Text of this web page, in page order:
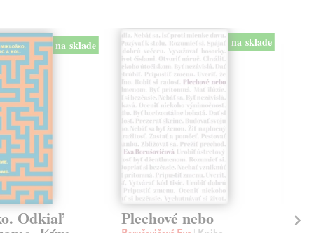
na sklade
Odkiaľ
na sklade
Plechové nebo